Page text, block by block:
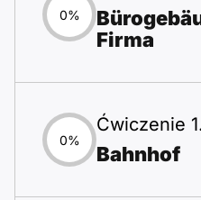
0%
Firma
0%
Ćwiczenie
Bahnhof